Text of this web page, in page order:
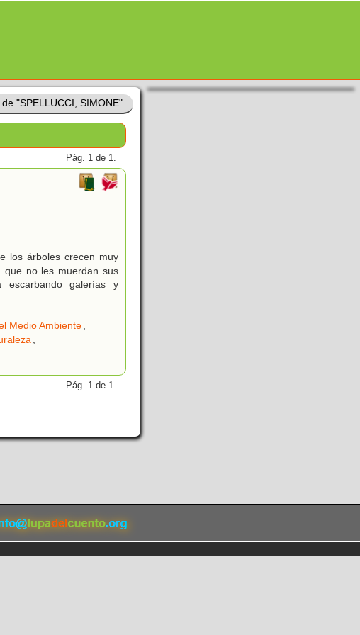
"SPELLUCCI, SIMONE"
Pág. 1 de 1.
los árboles crecen muy
que no les muerdan sus
escarbando galerías y
Medio Ambiente,
,
Pág. 1 de 1.